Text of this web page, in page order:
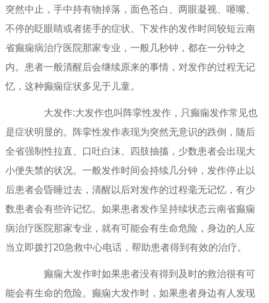
突然中止，手中持有物掉落，面色苍白、两眼凝视、咂嘴、
不停的眨眼睛或者搓手的症状。下发作的发作时间较短云南
省癫痫病治疗医院那家专业，一般几秒钟，都在一分钟之
内。患者一般清醒后会继续原来的事情，对发作的过程无记
忆，这种癫痫症状多见于儿童。
大发作:大发作也叫阵挛性发作，只癫痫发作常见也
是症状明显的。阵挛性发作表现为突然无意识的跌倒，随后
全省强制性拉直、口吐白沫、四肢抽搐，少数患者会出现大
小便失禁的状况。一般发作时间会持续几分钟，发作停止以
后患者会昏睡过去，清醒以后对发作的过程毫无记忆，有少
数患者会有些许记忆。如果患者发作呈持续状态云南省癫痫
病治疗医院那家专业，就有可能会有生命危险，身边的人应
当立即拨打20急救中心电话，帮助患者得到有效的治疗。
癫痫大发作时如果患者没有得到及时的救治很有可
能会有生命的危险。癫痫大发作时，如果患者身边有人发现